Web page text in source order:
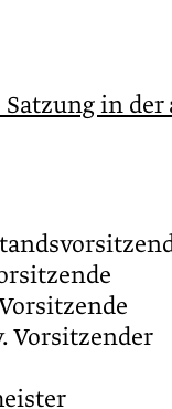
in
Vorsitzender